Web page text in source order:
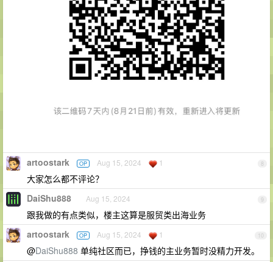
8
artoostark OP Aug 15, 2024 1
大家怎么都不评论？
9
DaiShu888 Aug 15, 2024
跟我做的有点类似，楼主这算是服贸类出海业务
10
artoostark OP Aug 15, 2024 1
@DaiShu888 单纯社区而已，挣钱的主业务暂时没精力开发。